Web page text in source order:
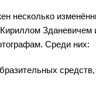
несколько
Зданевичем
Среди них: